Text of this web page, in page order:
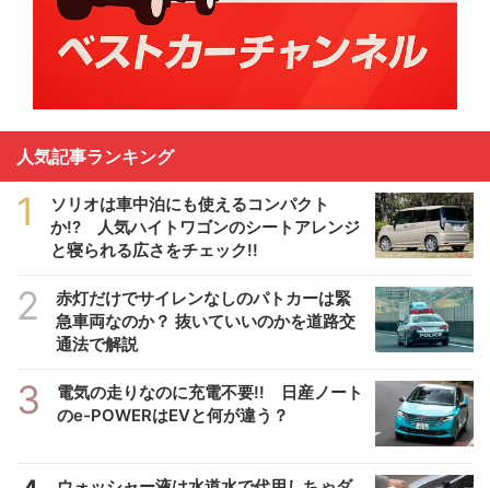
人気記事ランキング
1
ソリオは車中泊にも使えるコンパクト
か!? 人気ハイトワゴンのシートアレンジ
と寝られる広さをチェック!!
2
赤灯だけでサイレンなしのパトカーは緊
急車両なのか？ 抜いていいのかを道路交
通法で解説
3
電気の走りなのに充電不要!! 日産ノート
のe-POWERはEVと何が違う？